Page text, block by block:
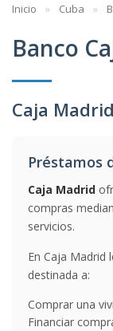
Inicio Cuba
Banco
Caja
Préstamos
Caja Madrid
compras
servicios.
En Caja Madrid
destinada a:
Comprar una
Financiar